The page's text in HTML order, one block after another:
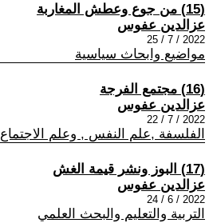
(15) من جوع وعطش المغاربة
عزالدين عفوس
2022 / 7 / 25
مواضيع وابحاث سياسية
(16) مجتمع الفرجة
عزالدين عفوس
2022 / 7 / 22
الفلسفة ,علم النفس , وعلم الاجتماع
(17) البوز ونشر قيمة الغش
عزالدين عفوس
2022 / 6 / 24
التربية والتعليم والبحث العلمي